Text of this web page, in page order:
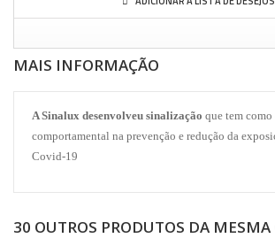
MAIS INFORMAÇÃO
A Sinalux desenvolveu sinalização que tem
comportamental na prevenção e redução da
Covid-19
30 OUTROS PRODUTOS DA MESMA